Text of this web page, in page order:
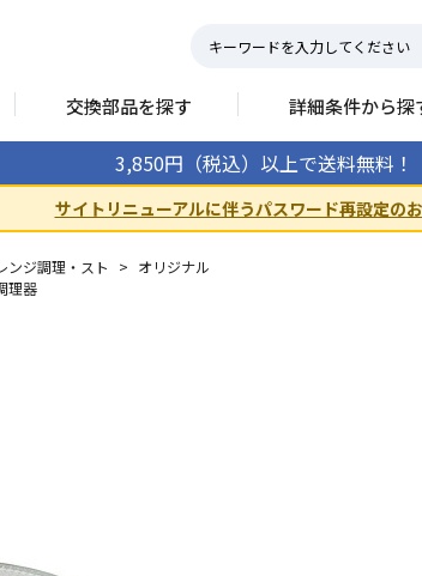
交換部品を探す 詳細条件から探
3,850円（税込）以上で送料無料！
サイトリニューアルに伴うパスワード再設定の
ンジ調理・スト > オリジナル
理器